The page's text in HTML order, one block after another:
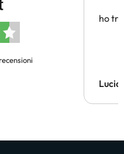
ho
Lucia